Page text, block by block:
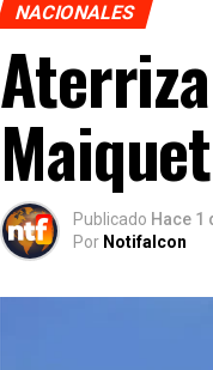
NACIONALES
Publicado Hace 1
Por Notifalcon